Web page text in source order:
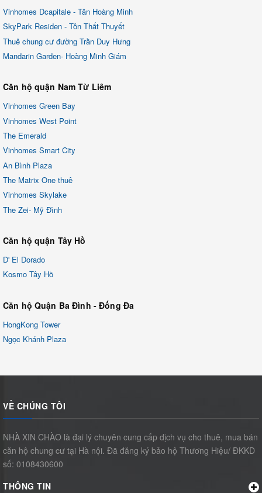
Vinhomes Dcapitale - Tân Hoàng Minh
SkyPark Residen - Tôn Thất Thuyết
Thuê chung cư đường Trần Duy Hưng
Mandarin Garden- Hoàng Minh Giám
Căn hộ quận Nam Từ Liêm
Vinhomes Green Bay
Vinhomes West Point
The Emerald
Vinhomes Smart City
An Bình Plaza
The Matrix One thuê
Vinhomes Skylake
The Zei- Mỹ Đình
Căn hộ quận Tây Hồ
D' El Dorado
Kosmo Tây Hồ
Căn hộ Quận Ba Đình - Đống Đa
HongKong Tower
Ngọc Khánh Plaza
VỀ CHÚNG TÔI
NHÀ XIN CHÀO là đại lý chuyên cung cấp dịch vụ cho thuê, mua bán
căn hộ chung cư tại Hà nội. Đã đăng ký bảo hộ Thương Hiệu/ ĐKKD
số: 0108430600
THÔNG TIN